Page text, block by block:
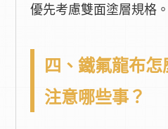
優先考慮雙面塗層規格。
四、鐵氟龍布
注意哪些事？